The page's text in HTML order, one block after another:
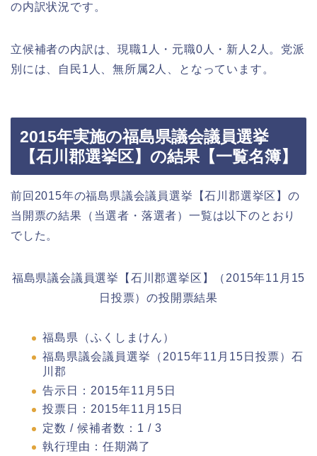
の内訳状況です。
立候補者の内訳は、現職1人・元職0人・新人2人。党派
別には、自民1人、無所属2人、となっています。
2015年実施の福島県議会議員選挙
【石川郡選挙区】の結果【一覧名簿】
前回2015年の福島県議会議員選挙【石川郡選挙区】の
当開票の結果（当選者・落選者）一覧は以下のとおり
でした。
福島県議会議員選挙【石川郡選挙区】（2015年11月15
日投票）の投開票結果
福島県（ふくしまけん）
福島県議会議員選挙（2015年11月15日投票）石
川郡
告示日：2015年11月5日
投票日：2015年11月15日
定数 / 候補者数：1 / 3
執行理由：任期満了